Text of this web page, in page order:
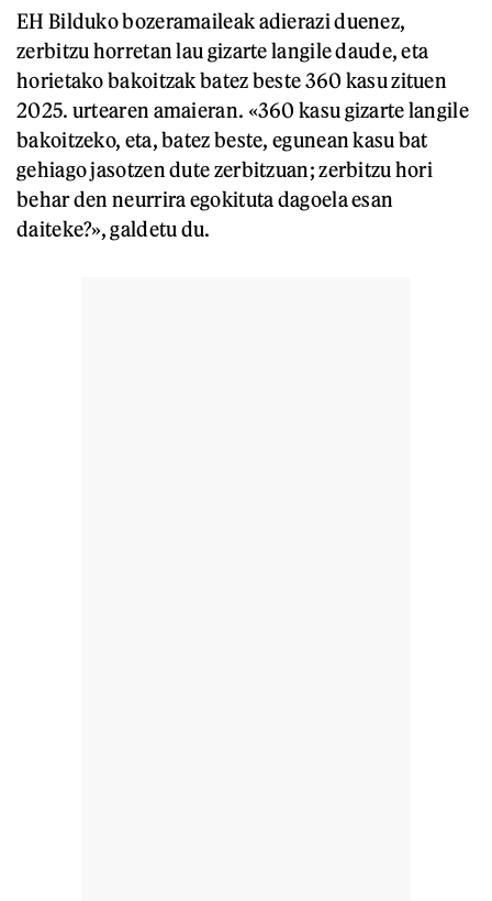
EH Bilduko bozeramaileak adierazi duenez,
zerbitzu horretan lau gizarte langile daude, eta
horietako bakoitzak batez beste 360 kasu zituen
2025. urtearen amaieran. «360 kasu gizarte langile
bakoitzeko, eta, batez beste, egunean kasu bat
gehiago jasotzen dute zerbitzuan; zerbitzu hori
behar den neurrira egokituta dagoela esan
daiteke?», galdetu du.